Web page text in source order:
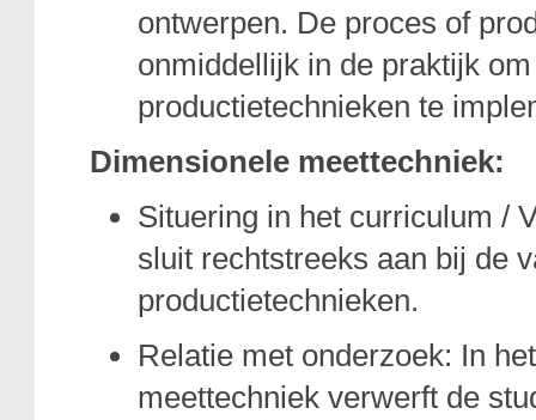
ontwerpen. De proces of
onmiddellijk in de praktijk
productietechnieken te
Dimensionele meettechniek:
Situering in het curriculum /
sluit rechtstreeks aan bij de
productietechnieken.
Relatie met onderzoek: In
meettechniek verwerft de